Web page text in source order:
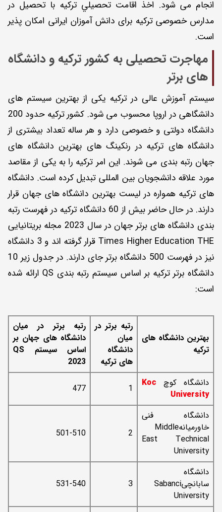
انجام می شود. اخذ اقامت تحصیلي ترکیه با تحصیل در
مدارس خصوصی ترکیه برای دانش آموزان ایرانی امکان پذیر
است.
مهاجرت تحصیلی به کشور ترکیه و دانشگاه
های برتر
سیستم آموزش عالی در ترکیه یکی از بهترین سیستم های
دانشگاهی در اروپا محسوب می شود. کشور ترکیه حدود 200
دانشگاه دولتی و خصوصی دارد و هر ساله تعداد بیشتری از
دانشگاه های ترکیه در رنکینگ های بهترین دانشگاه های
جهان رتبه بندی می شوند. این امر ترکیه را به یکی از مقاصد
مورد علاقه دانشجویان بین المللی تبدیل کرده است. دانشگاه
های ترکیه همواره در لیست بهترین دانشگاه های جهان قرار
دارند. در حال حاضر بیش از 60 دانشگاه ترکیه در فهرست رتبه
بندی دانشگاه های برتر جهان در سال 2023 مجله بریتانیایی
Times Higher Education THE قرار گرفته اند و 3 دانشگاه
نیز در فهرست 500 دانشگاه برتر جای دارند. در جدول زیر 10
دانشگاه برتر ترکیه بر اساس سیستم رتبه بندی QS ارائه شده
است:
بهترین دانشگاه های
ترکیه
رتبه برتر در
میان
دانشگاه
های ترکیه
رتبه برتر در میان
دانشگاه های جهان بر
اساس سیستم QS
2023
دانشگاه کوچ Koc
University
1
477
دانشگاه فنی
خاورمیانهMiddle
East Technical
University
2
501-510
دانشگاه
سابانچیSabanci
University
3
531-540